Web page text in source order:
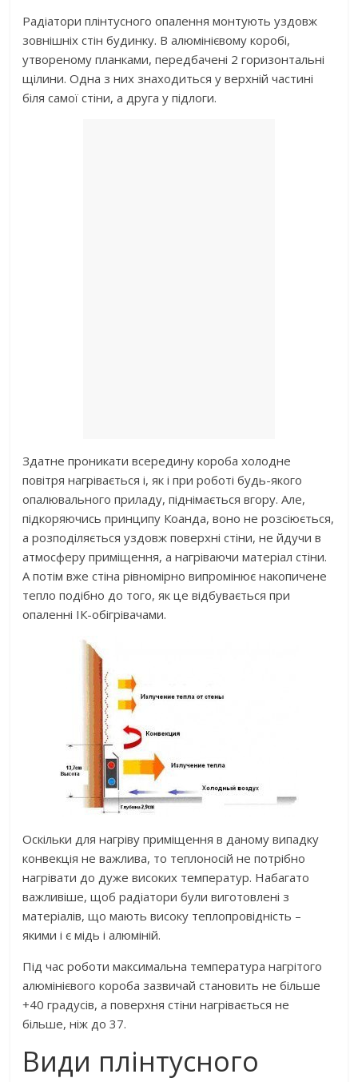
Радіатори плінтусного опалення монтують уздовж
зовнішніх стін будинку. В алюмінієвому коробі,
утвореному планками, передбачені 2 горизонтальні
щілини. Одна з них знаходиться у верхній частині
біля самої стіни, а друга у підлоги.
Здатне проникати всередину короба холодне
повітря нагрівається і, як і при роботі будь-якого
опалювального приладу, піднімається вгору. Але,
підкоряючись принципу Коанда, воно не розсіюється,
а розподіляється уздовж поверхні стіни, не йдучи в
атмосферу приміщення, а нагріваючи матеріал стіни.
А потім вже стіна рівномірно випромінює накопичене
тепло подібно до того, як це відбувається при
опаленні ІК-обігрівачами.
Оскільки для нагріву приміщення в даному випадку
конвекція не важлива, то теплоносій не потрібно
нагрівати до дуже високих температур. Набагато
важливіше, щоб радіатори були виготовлені з
матеріалів, що мають високу теплопровідність –
якими і є мідь і алюміній.
Під час роботи максимальна температура нагрітого
алюмінієвого короба зазвичай становить не більше
+40 градусів, а поверхня стіни нагрівається не
більше, ніж до 37.
Види плінтусного